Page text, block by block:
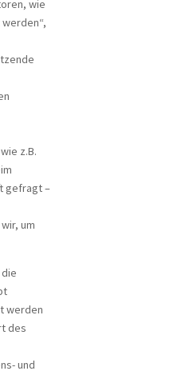
wie
z.B.
gefragt –
um
werden
des
und